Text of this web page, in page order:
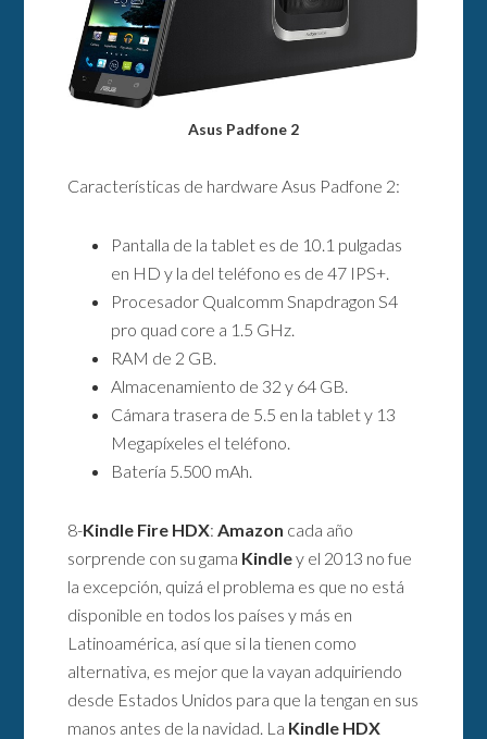
Asus Padfone 2
Características de hardware Asus Padfone 2:
Pantalla de la tablet es de 10.1 pulgadas
en HD y la del teléfono es de 47 IPS+.
Procesador Qualcomm Snapdragon S4
pro quad core a 1.5 GHz.
RAM de 2 GB.
Almacenamiento de 32 y 64 GB.
Cámara trasera de 5.5 en la tablet y 13
Megapíxeles el teléfono.
Batería 5.500 mAh.
8-Kindle Fire HDX: Amazon cada año
sorprende con su gama Kindley el 2013 no fue
la excepción, quizá el problema es que no está
disponible en todos los países y más en
Latinoamérica, así que si la tienen como
alternativa, es mejor que la vayan adquiriendo
desde Estados Unidos para que la tengan en sus
manos antes de la navidad. La Kindle HDX